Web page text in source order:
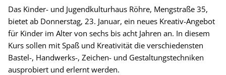
Das Kinder- und Jugendkulturhaus Röhre, Mengstraße 35,
bietet ab Donnerstag, 23. Januar, ein neues Kreativ-Angebot
für Kinder im Alter von sechs bis acht Jahren an. In diesem
Kurs sollen mit Spaß und Kreativität die verschiedensten
Bastel-, Handwerks-, Zeichen- und Gestaltungstechniken
ausprobiert und erlernt werden.